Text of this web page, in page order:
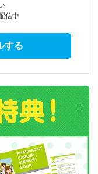
信中
する